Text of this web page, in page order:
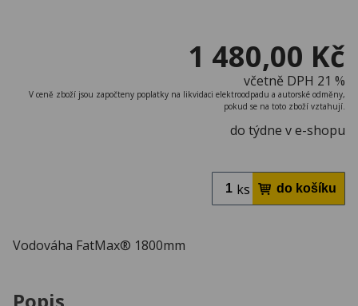
1 480,00 Kč
včetně DPH 21 %
V ceně zboží jsou započteny poplatky na likvidaci elektroodpadu a autorské odměny,
pokud se na toto zboží vztahují.
do týdne v e-shopu
ks
Vodováha FatMax® 1800mm
Popis